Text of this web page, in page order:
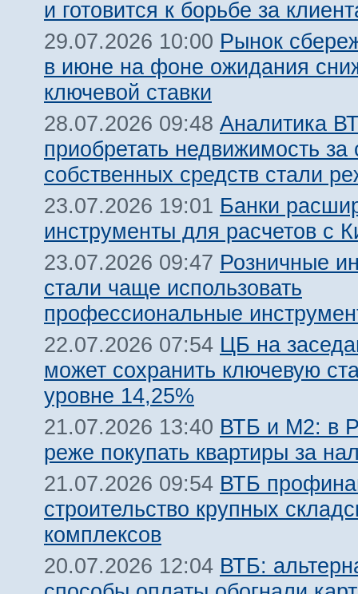
и готовится к борьбе за
29.07.2026 10:00 Рынок
в июне на фоне ожидания
ключевой ставки
28.07.2026 09:48 Аналитика
приобретать недвижимость за
собственных средств стали
23.07.2026 19:01 Банки
инструменты для расчетов с
23.07.2026 09:47 Розничные
стали чаще использовать
профессиональные
22.07.2026 07:54 ЦБ на
может сохранить ключевую
уровне 14,25%
21.07.2026 13:40 ВТБ и М2: в
реже покупать квартиры за
21.07.2026 09:54 ВТБ
строительство крупных
комплексов
20.07.2026 12:04 ВТБ: